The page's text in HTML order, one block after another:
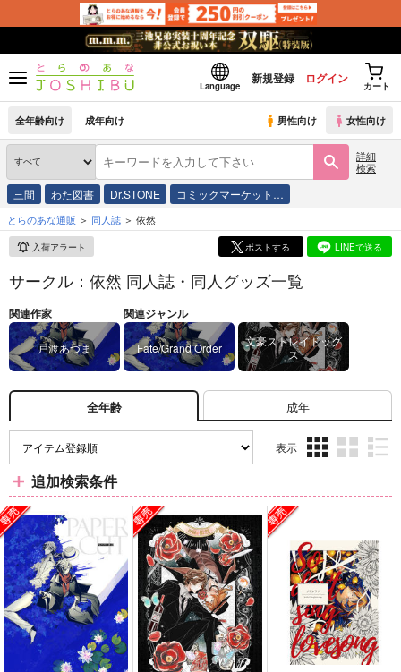
Language
新規登録 ログイン
カート
全年齢向け 成年向け 男性向け 女性向け
詳細
検索
三間 わた図書 Dr.STONE コミックマーケット…
とらのあな通販 同人誌 依然
入荷アラート ポストする LINEで送る
サークル：依然 同人誌・同人グッズ一覧
関連作家
戸渡あづま
関連ジャンル
Fate/Grand Order
文豪ストレイドッグ
ス
全年齢 成年
表示
ム
表
ム
表
ム
表
追加検索条件